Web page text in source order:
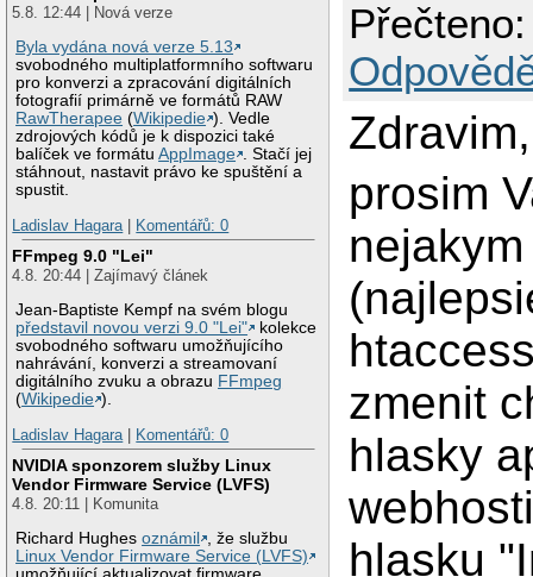
5.8. 12:44 | Nová verze
Byla vydána nová verze 5.13
svobodného multiplatformního softwaru
pro konverzi a zpracování digitálních
fotografií primárně ve formátů RAW
RawTherapee (Wikipedie ). Vedle
zdrojových kódů je k dispozici také
balíček ve formátuAppImage . Stačí jej
stáhnout, nastavit právo ke spuštění a
spustit.
Ladislav Hagara
Komentářů: 0
FFmpeg 9.0 "Lei"
4.8. 20:44 | Zajímavý článek
Jean-Baptiste Kempf na svém blogu
představil novou verzi 9.0 "Lei"
kolekce
svobodného softwaru umožňujícího
nahrávání, konverzi a streamovaní
digitálního zvuku a obrazu FFmpeg
(Wikipedie ).
Ladislav Hagara
Komentářů: 0
NVIDIA sponzorem služby Linux
Vendor Firmware Service (LVFS)
4.8. 20:11 | Komunita
Richard Hughesoznámil
, že službu
Linux Vendor Firmware Service (LVFS)
Zdravim,
prosim
zmenit
hlasky
hlasku